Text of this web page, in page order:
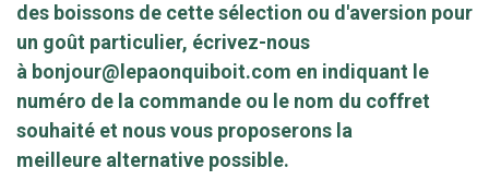
des boissons de cette sélection ou d'aversion pour
un goût particulier, écrivez-nous
à bonjour@lepaonquiboit.com en indiquant le
numéro de la commande ou le nom du coffret
souhaité et nous vous proposerons la
meilleure alternative possible.